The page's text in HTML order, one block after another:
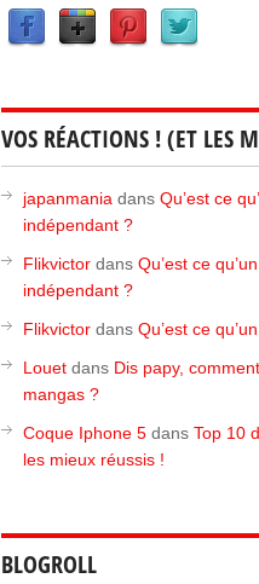
VOS RÉACTIONS ! (ET LES
japanmania dans Qu’est ce
indépendant ?
Flikvictor dans Qu’est ce
indépendant ?
Flikvictor dans Qu’est ce
Louet dans Dis papy,
mangas ?
Coque Iphone 5 dans Top 10
les mieux réussis !
BLOGROLL